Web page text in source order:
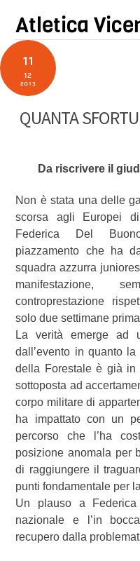
content
Atletica
11
12
2013
QUANTA
Da riscrivere il
Non è stata una delle
scorsa agli Europei
Federica Del
piazzamento che ha
squadra azzurra
manifestazione,
controprestazione
solo due settimane
La verità emerge ad
dall’evento in quanto
della Forestale è già
sottoposta ad
corpo militare di
ha impattato con un
percorso che l’ha
posizione anomala per
di raggiungere il
punti fondamentale per
Un plauso a
nazionale e l’in
recupero dalla